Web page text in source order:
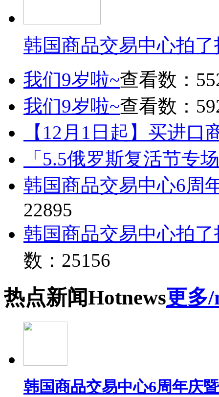
韩国商品交易中心拍
我们9岁啦~查看数：
我们9岁啦~查看数：
【12月1日起】买进口
「5.5俄罗斯复活节专
韩国商品交易中心6周
22895
韩国商品交易中心拍
数：25156
热点新闻Hotnews更多
韩国商品交易中心6周年庆